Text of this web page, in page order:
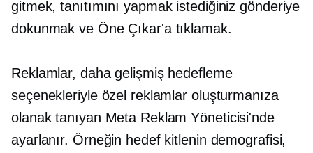
gitmek, tanıtımını yapmak istediğiniz gönderiye
dokunmak ve Öne Çıkar'a tıklamak.
Reklamlar, daha gelişmiş hedefleme
seçenekleriyle özel reklamlar oluşturmanıza
olanak tanıyan Meta Reklam Yöneticisi'nde
ayarlanır. Örneğin hedef kitlenin demografisi,